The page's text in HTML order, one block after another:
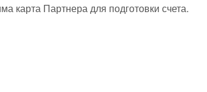
карта Партнера для подготовки счета.